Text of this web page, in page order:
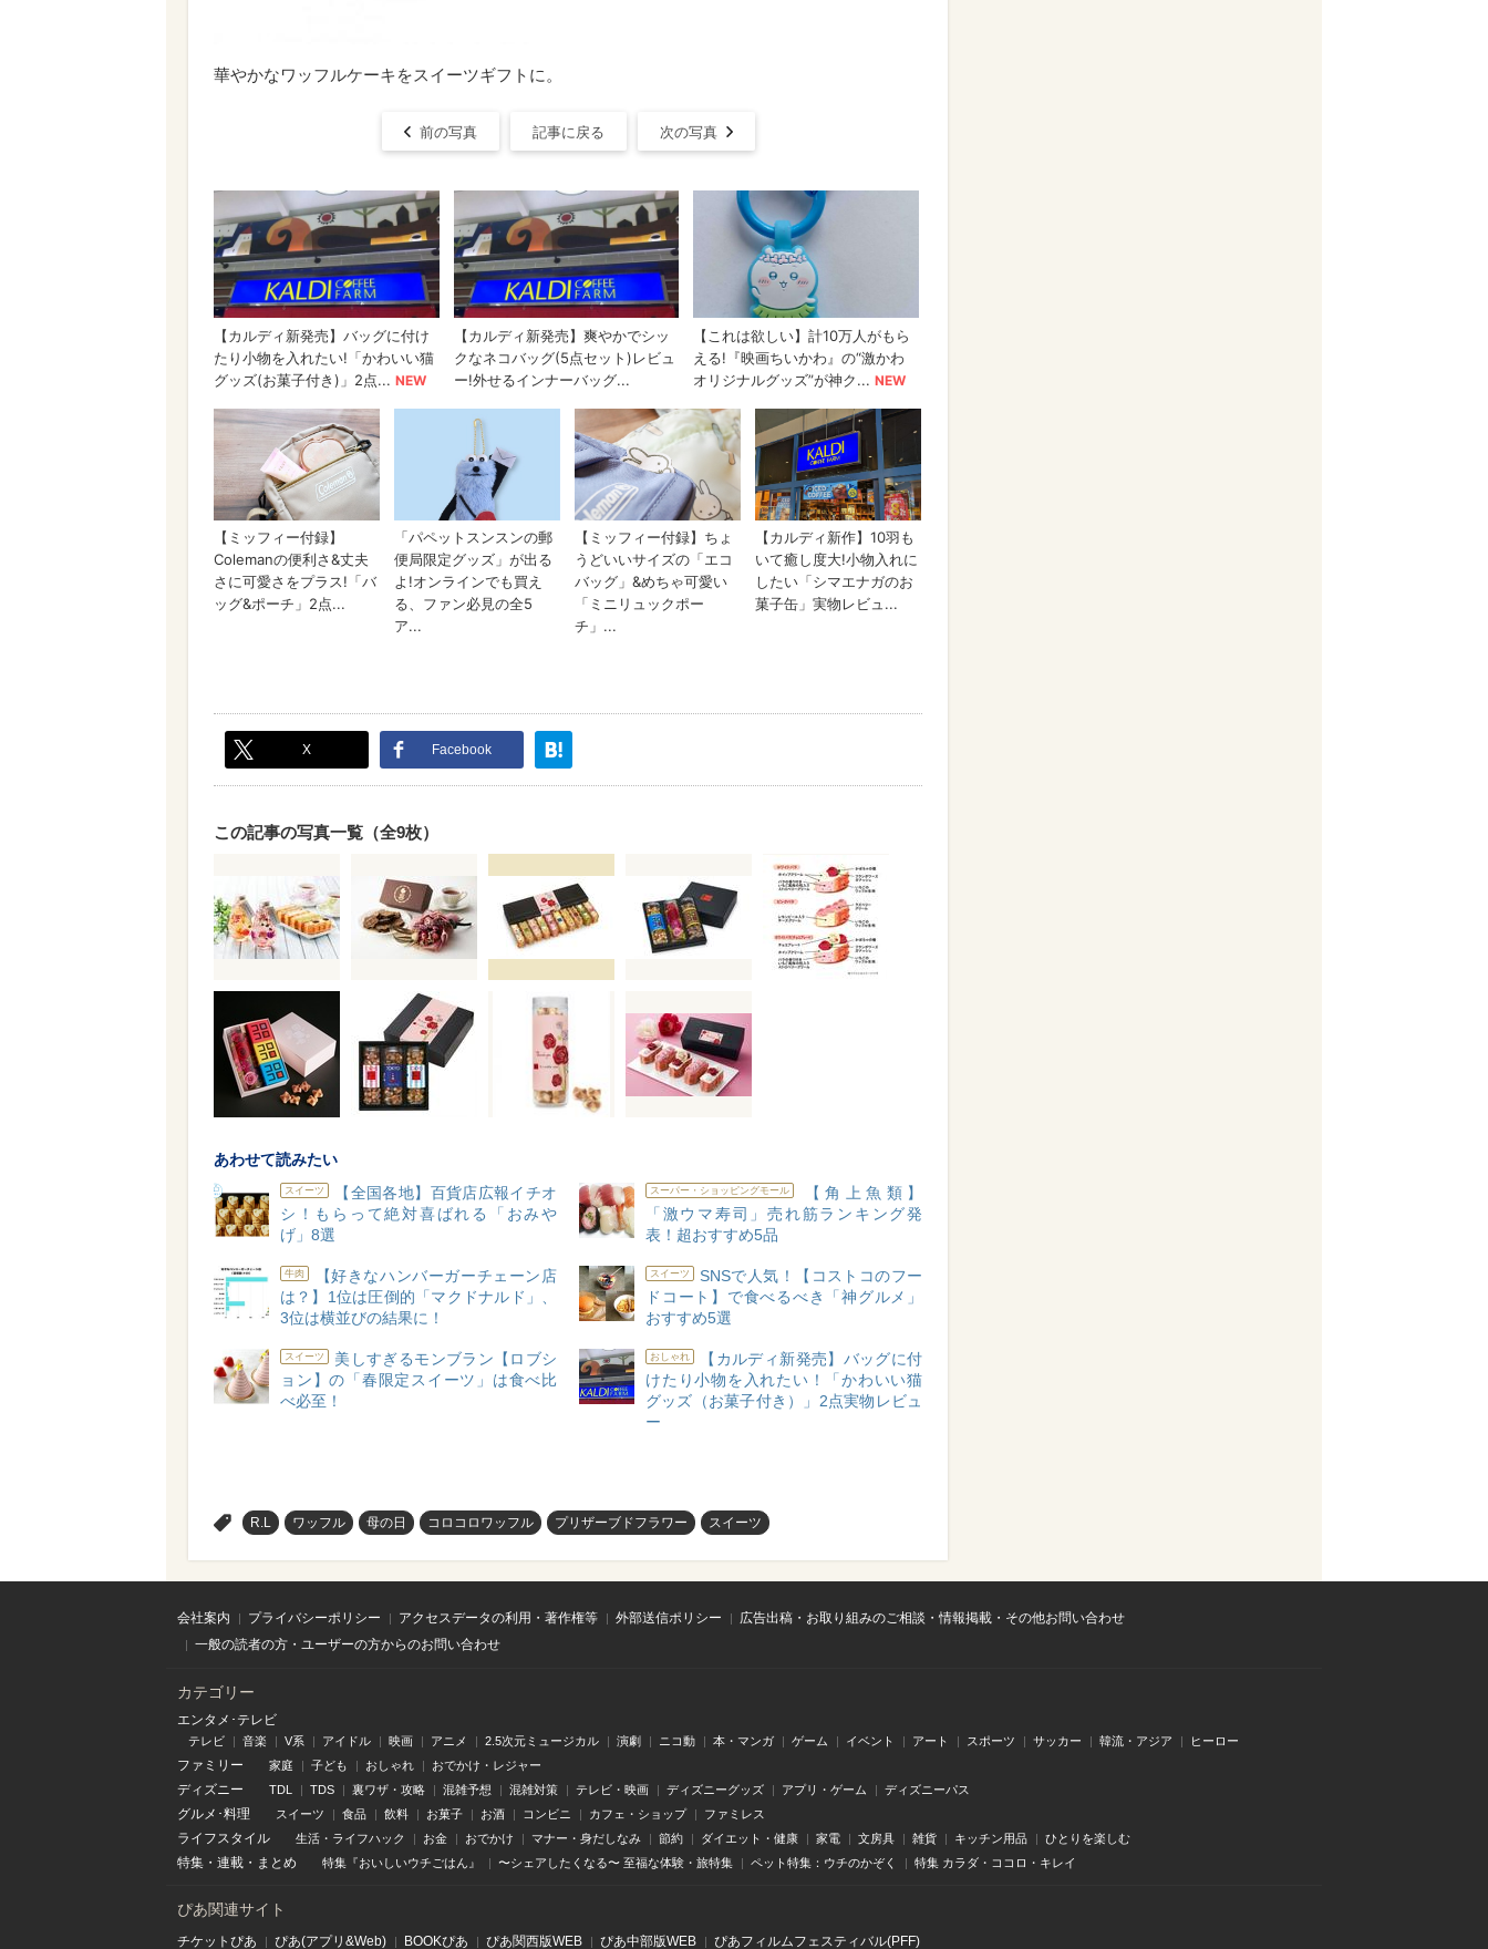
華やかなワッフルケーキをスイーツギフトに。
前の写真 記事に戻る 次の写真
X Facebook
この記事の写真一覧（全9枚）
あわせて読みたい
スイーツ
【全国各地】百貨店広報イチオ
シ！もらって絶対喜ばれる「おみや
げ」8選
スーパー・ショッピングモール
【角上魚類】
「激ウマ寿司」売れ筋ランキング発
表！超おすすめ5品
牛肉
【好きなハンバーガーチェーン店
は？】1位は圧倒的「マクドナルド」、
3位は横並びの結果に！
スイーツ
SNSで人気！【コストコのフー
ドコート】で食べるべき「神グルメ」
おすすめ5選
スイーツ
美しすぎるモンブラン【ロブシ
ョン】の「春限定スイーツ」は食べ比
べ必至！
おしゃれ
【カルディ新発売】バッグに付
けたり小物を入れたい！「かわいい猫
グッズ（お菓子付き）」2点実物レビュ
ー
R.L ワッフル 母の日 コロコロワッフル プリザーブドフラワー スイーツ
会社案内 プライバシーポリシー アクセスデータの利用・著作権等 外部送信ポリシー
広告出稿・お取り組みのご相談・情報掲載・その他お問い合わせ
一般の読者の方・ユーザーの方からのお問い合わせ
カテゴリー
エンタメ･テレビ
テレビ 音楽 V系 アイドル 映画 アニメ 2.5次元ミュージカル 演劇 ニコ動 本・マンガ ゲーム イベント アート スポーツ サッカー 韓流・アジア ヒーロー
ファミリー 家庭 子ども おしゃれ おでかけ・レジャー
ディズニー TDL TDS 裏ワザ・攻略 混雑予想 混雑対策 テレビ・映画 ディズニーグッズ アプリ・ゲーム ディズニーパス
グルメ･料理 スイーツ 食品 飲料 お菓子 お酒 コンビニ カフェ・ショップ ファミレス
ライフスタイル 生活・ライフハック お金 おでかけ マナー・身だしなみ 節約 ダイエット・健康 家電 文房具 雑貨 キッチン用品 ひとりを楽しむ
特集 ・ 連載 ・ まとめ 特集『おいしいウチごはん』 〜シェアしたくなる〜 至福な体験・旅特集 ペット特集：ウチのかぞく 特集 カラダ・ココロ・キレイ
ぴあ関連サイト
チケットぴあ ぴあ(アプリ&Web) BOOKぴあ ぴあ関⻄版WEB ぴあ中部版WEB ぴあフィルムフェスティバル(PFF)